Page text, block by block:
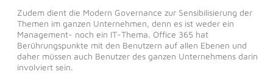
Zudem dient die Modern Governance zur Sensibilisierung der
Themen im ganzen Unternehmen, denn es ist weder ein
Management- noch ein IT-Thema. Office 365 hat
Berührungspunkte mit den Benutzern auf allen Ebenen und
daher müssen auch Benutzer des ganzen Unternehmens darin
involviert sein.